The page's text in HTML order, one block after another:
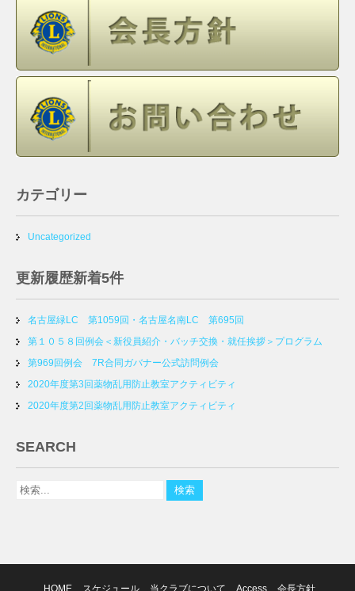
カテゴリー
Uncategorized
更新履歴新着5件
名古屋緑LC 第1059回・名古屋名南LC 第695回
第１０５８回例会＜新役員紹介・バッチ交換・就任挨拶＞プログラム
第969回例会 7R合同ガバナー公式訪問例会
2020年度第3回薬物乱用防止教室アクティビティ
2020年度第2回薬物乱用防止教室アクティビティ
SEARCH
HOME スケジュール 当クラブについて Access 会長方針